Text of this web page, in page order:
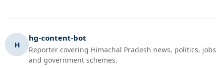
H
hg-content-bot
Reporter covering Himachal Pradesh news, politics, jobs
and government schemes.